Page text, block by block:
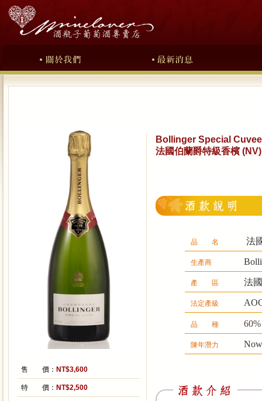
售 價： NT$3,600
特 價： NT$2,500
Bollinger Special
法國伯蘭爵特級香檳 (NV)
品 名 法
生產商
產 區 法
法定產級
品 種
陳年潛力